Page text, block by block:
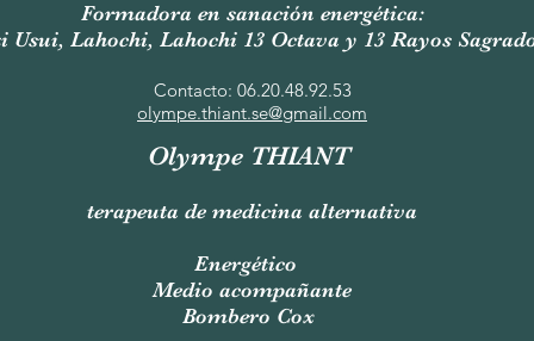
Formadora en sanación energética:
Usui, Lahochi, Lahochi 13 Octava y 13 Rayos
Contacto: 06.20.48.92.53
olympe.thiant.se@gmail.com
Olympe THIANT
terapeuta de medicina alternativa
Energético
Medio acompañante
Bombero Cox